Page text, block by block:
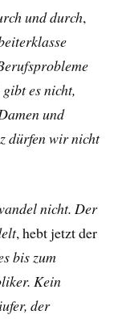
und durch,
es nicht,
und
dürfen wir nicht
nicht. Der
, hebt jetzt der
bis zum
Kein
der